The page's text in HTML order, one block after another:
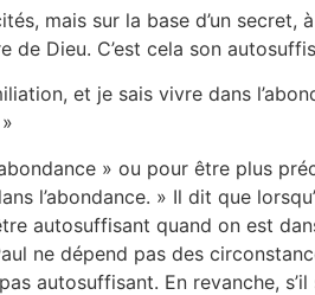
mais sur la base d’un
Dieu. C’est cela son
et je sais vivre dans
» ou pour être plus
l’abondance. » Il dit que
autosuffisant quand on est
ne dépend pas des
autosuffisant. En revanche,